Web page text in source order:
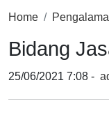
Home
Bidang
25/06/2021 7:08 -